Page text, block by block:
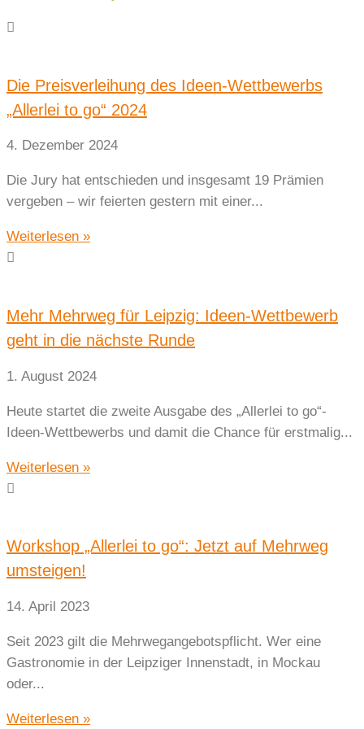
Die Preisverleihung des Ideen-Wettbewerbs
„Allerlei to go“ 2024
4. Dezember 2024
Die Jury hat entschieden und insgesamt 19 Prämien
vergeben – wir feierten gestern mit einer...
Weiterlesen »
Mehr Mehrweg für Leipzig: Ideen-Wettbewerb
geht in die nächste Runde
1. August 2024
Heute startet die zweite Ausgabe des „Allerlei to go“-
Ideen-Wettbewerbs und damit die Chance für erstmalig...
Weiterlesen »
Workshop „Allerlei to go“: Jetzt auf Mehrweg
umsteigen!
14. April 2023
Seit 2023 gilt die Mehrwegangebotspflicht. Wer eine
Gastronomie in der Leipziger Innenstadt, in Mockau
oder...
Weiterlesen »